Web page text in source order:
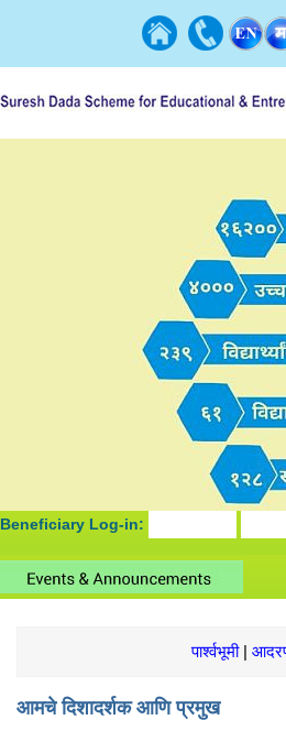
Beneficiary Log-in:
पार्श्वभूमी|
आमचे दिशादर्शक आणि प्रमुख